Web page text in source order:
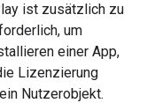
ist zusätzlich zu
um
einer App,
Lizenzierung
Nutzerobjekt.